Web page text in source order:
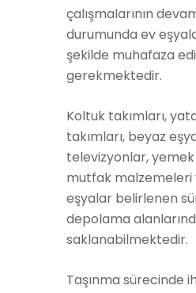
çalışmalarının
durumunda ev
şekilde muhafaza
gerekmektedir.
Koltuk takımları,
takımları, beyaz
televizyonlar, yemek
mutfak malzemeleri
eşyalar belirlenen
depolama
saklanabilmektedir.
Taşınma sürecinde